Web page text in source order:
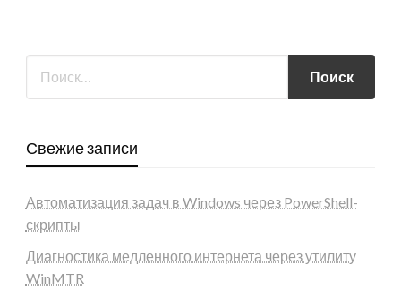
Свежие записи
Автоматизация задач в Windows через PowerShell-
скрипты
Диагностика медленного интернета через утилиту
WinMTR